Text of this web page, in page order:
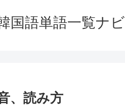
国語単語一覧ナビ
、読み方